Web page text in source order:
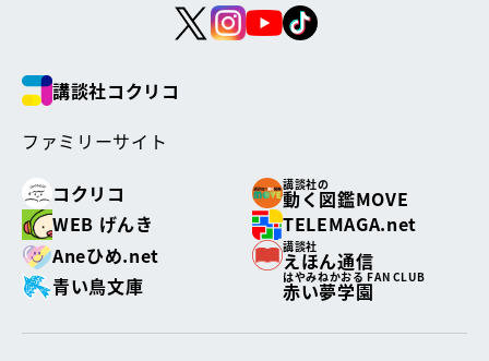
講談社コクリコ
ファミリーサイト
コクリコ
講談社の
動く図鑑MOVE
WEB げんき
TELEMAGA.net
Aneひめ.net
講談社
えほん通信
青い鳥文庫
はやみねかおる FAN CLUB
赤い夢学園